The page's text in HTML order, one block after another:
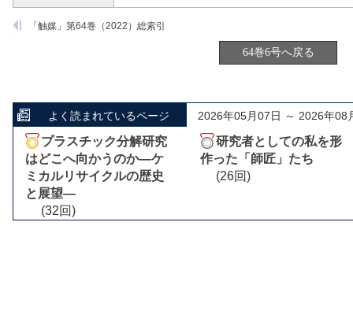
「触媒」第64巻（2022）総索引
64巻6号へ戻る
よく読まれているページ 2026年05月07日 ～ 2026年08
プラスチック分解研究
はどこへ向かうのか―ケ
ミカルリサイクルの歴史
と展望―
(32回)
研究者としての私を形
作った「師匠」たち
(26回)